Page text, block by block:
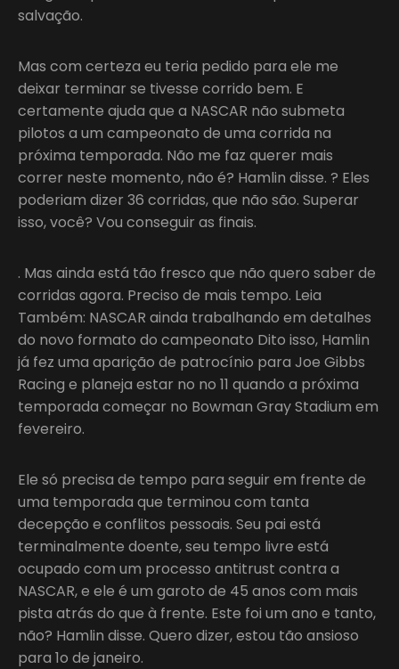
salvação.
Mas com certeza eu teria pedido para ele me
deixar terminar se tivesse corrido bem. E
certamente ajuda que a NASCAR não submeta
pilotos a um campeonato de uma corrida na
próxima temporada. Não me faz querer mais
correr neste momento, não é? Hamlin disse. ? Eles
poderiam dizer 36 corridas, que não são. Superar
isso, você? Vou conseguir as finais.
. Mas ainda está tão fresco que não quero saber de
corridas agora. Preciso de mais tempo. Leia
Também: NASCAR ainda trabalhando em detalhes
do novo formato do campeonato Dito isso, Hamlin
já fez uma aparição de patrocínio para Joe Gibbs
Racing e planeja estar no no 11 quando a próxima
temporada começar no Bowman Gray Stadium em
fevereiro.
Ele só precisa de tempo para seguir em frente de
uma temporada que terminou com tanta
decepção e conflitos pessoais. Seu pai está
terminalmente doente, seu tempo livre está
ocupado com um processo antitrust contra a
NASCAR, e ele é um garoto de 45 anos com mais
pista atrás do que à frente. Este foi um ano e tanto,
não? Hamlin disse. Quero dizer, estou tão ansioso
para 1o de janeiro.